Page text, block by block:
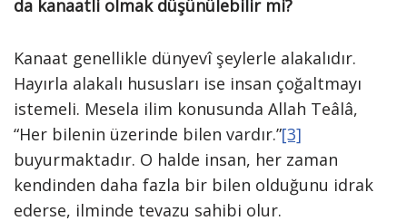
da kanaatli olmak düşünülebilir mi?
Kanaat genellikle dünyevî şeylerle alakalıdır.
Hayırla alakalı hususları ise insan çoğaltmayı
istemeli. Mesela ilim konusunda Allah Teâlâ,
“Her bilenin üzerinde bilen vardır.”[3]
buyurmaktadır. O halde insan, her zaman
kendinden daha fazla bir bilen olduğunu idrak
ederse, ilminde tevazu sahibi olur.